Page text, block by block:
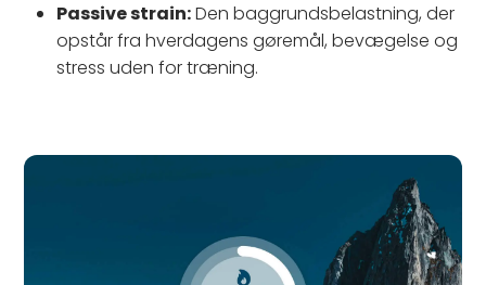
Passive strain:Den baggrundsbelastning, der
opstår fra hverdagens gøremål, bevægelse og
stress uden for træning.